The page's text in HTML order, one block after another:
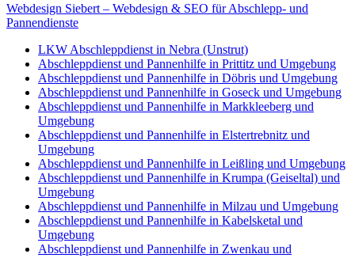
Webdesign Siebert – Webdesign & SEO für Abschlepp- und
Pannendienste
LKW Abschleppdienst in Nebra (Unstrut)
Abschleppdienst und Pannenhilfe in Prittitz und Umgebung
Abschleppdienst und Pannenhilfe in Döbris und Umgebung
Abschleppdienst und Pannenhilfe in Goseck und Umgebung
Abschleppdienst und Pannenhilfe in Markkleeberg und
Umgebung
Abschleppdienst und Pannenhilfe in Elstertrebnitz und
Umgebung
Abschleppdienst und Pannenhilfe in Leißling und Umgebung
Abschleppdienst und Pannenhilfe in Krumpa (Geiseltal) und
Umgebung
Abschleppdienst und Pannenhilfe in Milzau und Umgebung
Abschleppdienst und Pannenhilfe in Kabelsketal und
Umgebung
Abschleppdienst und Pannenhilfe in Zwenkau und